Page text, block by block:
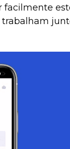
facilmente